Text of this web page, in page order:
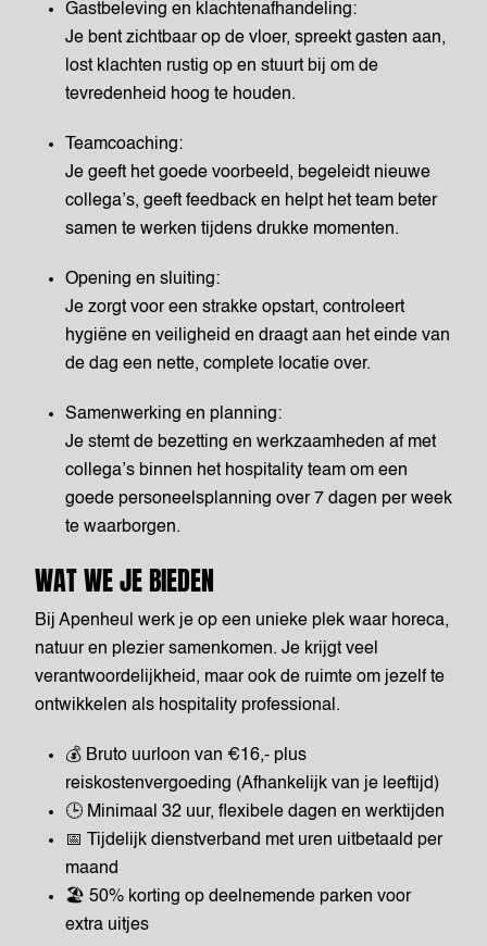
Gastbeleving en klachtenafhandeling:
Je bent zichtbaar op de vloer, spreekt gasten aan,
lost klachten rustig op en stuurt bij om de
tevredenheid hoog te houden.
Teamcoaching:
Je geeft het goede voorbeeld, begeleidt nieuwe
collega’s, geeft feedback en helpt het team beter
samen te werken tijdens drukke momenten.
Opening en sluiting:
Je zorgt voor een strakke opstart, controleert
hygiëne en veiligheid en draagt aan het einde van
de dag een nette, complete locatie over.
Samenwerking en planning:
Je stemt de bezetting en werkzaamheden af met
collega’s binnen het hospitality team om een
goede personeelsplanning over 7 dagen per week
te waarborgen.
WAT WE JE BIEDEN
Bij Apenheul werk je op een unieke plek waar horeca,
natuur en plezier samenkomen. Je krijgt veel
verantwoordelijkheid, maar ook de ruimte om jezelf te
ontwikkelen als hospitality professional.
💰 Bruto uurloon van €16,- plus
reiskostenvergoeding (Afhankelijk van je leeftijd)
🕒 Minimaal 32 uur, flexibele dagen en werktijden
📅 Tijdelijk dienstverband met uren uitbetaald per
maand
🏖️ 50% korting op deelnemende parken voor
extra uitjes